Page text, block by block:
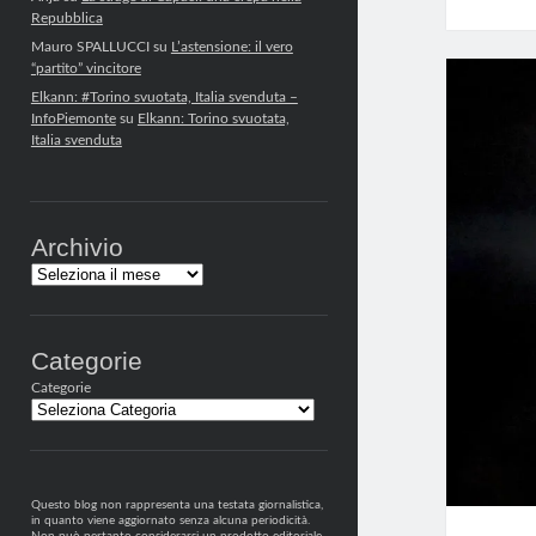
Repubblica
Mauro SPALLUCCIsu L’astensione: il vero
“partito” vincitore
Elkann: #Torino svuotata, Italia svenduta –
InfoPiemontesu Elkann: Torino svuotata,
Italia svenduta
Archivio
Archivi
Categorie
Categorie
Questo blog non rappresenta una testata giornalistica,
in quanto viene aggiornato senza alcuna periodicità.